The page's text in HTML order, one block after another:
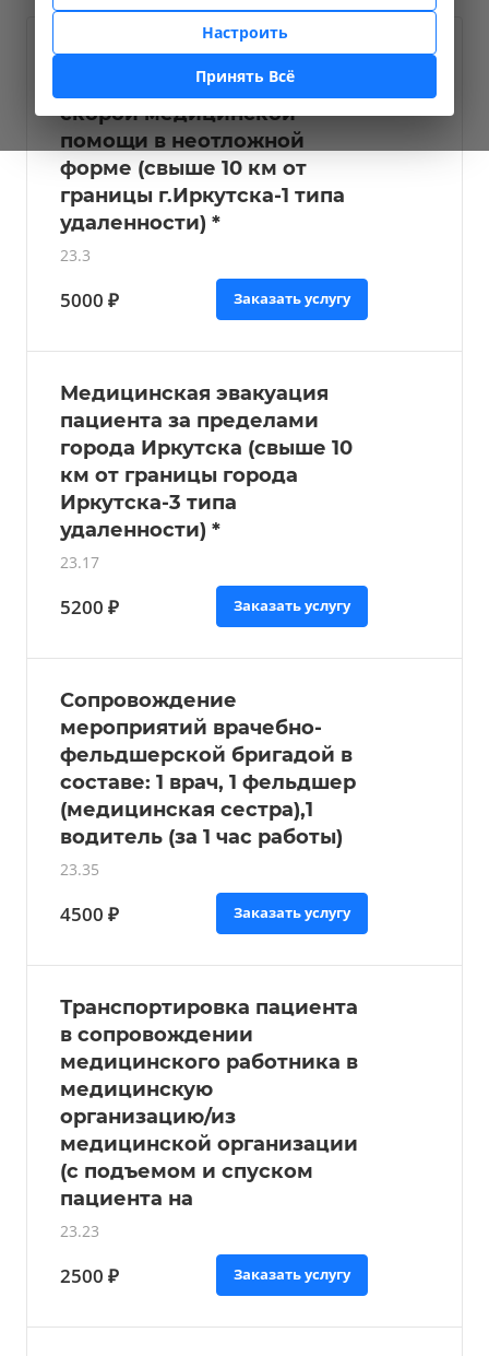
Вызов и осмотр
общепрофильной бригады
скорой медицинской
помощи в неотложной
форме (свыше 10 км от
границы г.Иркутска-1 типа
удаленности) *
23.3
5000 ₽ Заказать услугу
Медицинская эвакуация
пациента за пределами
города Иркутска (свыше 10
км от границы города
Иркутска-3 типа
удаленности) *
23.17
5200 ₽ Заказать услугу
Сопровождение
мероприятий врачебно-
фельдшерской бригадой в
составе: 1 врач, 1 фельдшер
(медицинская сестра),1
водитель (за 1 час работы)
23.35
4500 ₽ Заказать услугу
Транспортировка пациента
в сопровождении
медицинского работника в
медицинскую
организацию/из
медицинской организации
(с подъемом и спуском
пациента на
23.23
2500 ₽ Заказать услугу
Настроить
Принять Всё